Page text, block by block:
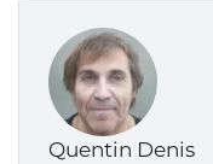
Quentin Denis